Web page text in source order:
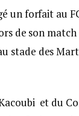
forfait au
de son
stade des
et du